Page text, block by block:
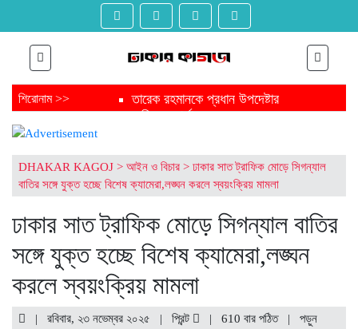
শিরোনাম >>
তারেক রহমানকে প্রধান উপদেষ্টার
অভিনন্দন বার্তা
ফাঁসির মঞ্চ থেকে নির্বাচন মঞ্চ জয় করে
এবার যাচ্ছেন সংসদে
ত্রয়োদশ জাতীয় সংসদ নির্বাচনে
চট্টগ্রামের এক গ্রাম থেকেই ৩ এমপি
সংসদে যাচ্ছেন পিন্টু-টুকু আপন দুই ভাই
ত্রয়োদশ জাতীয় সংসদ নির্বাচনে জয়ে
তারেক রহমানকে যুক্তরাজ্যের অভিনন্দন
ত্রয়োদশ জাতীয় সংসদ নির্বাচনে তারেক
মার্কিন দূতাবাসের
DHAKAR KAGOJ > আইন ও বিচার > ঢাকার সাত ট্রাফিক মোড়ে সিগন্যাল
বাতির সঙ্গে যুক্ত হচ্ছে বিশেষ ক্যামেরা,লঙ্ঘন করলে স্বয়ংক্রিয় মামলা
ঢাকার সাত ট্রাফিক মোড়ে সিগন্যাল বাতির
সঙ্গে যুক্ত হচ্ছে বিশেষ ক্যামেরা,লঙ্ঘন
করলে স্বয়ংক্রিয় মামলা
| রবিবার, ২৩ নভেম্বর ২০২৫ | প্রিন্ট | 610 বার পঠিত
| পড়ুন